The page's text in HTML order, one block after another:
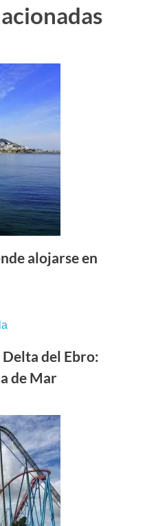
alojarse en
del Ebro:
de Mar